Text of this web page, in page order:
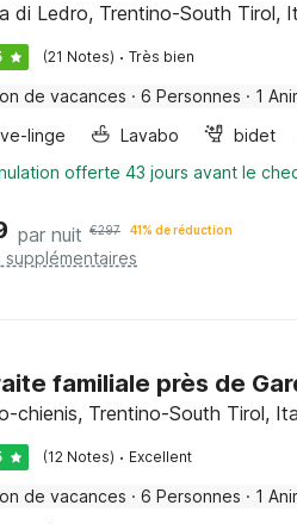
di Ledro, Trentino-South Tirol,
(21 Notes) · Très bien
de vacances · 6 Personnes · 1
linge
Lavabo bidet
offerte 43 jours avant le
par nuit €297 41% de réduction
supplémentaires
familiale près de
chienis, Trentino-South Tirol,
(12 Notes) · Excellent
de vacances · 6 Personnes · 1